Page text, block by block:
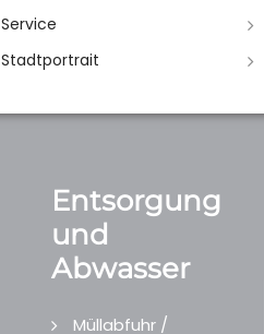
Service
Stadtportrait
Entsorgung
und
Abwasser
Müllabfuhr /